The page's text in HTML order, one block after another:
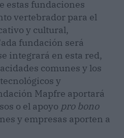
estas fundaciones
vertebrador para el
y cultural,
fundación será
integrará en esta red,
comunes y los
y
Mapfre aportará
o el apoyo pro bono
y empresas aporten a